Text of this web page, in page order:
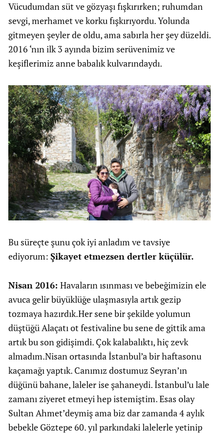
Vücudumdan süt ve gözyaşı fışkırırken; ruhumdan
sevgi, merhamet ve korku fışkırıyordu. Yolunda
gitmeyen şeyler de oldu, ama sabırla her şey düzeldi.
2016 ‘nın ilk 3 ayında bizim serüvenimiz ve
keşiflerimiz anne babalık kulvarındaydı.
Bu süreçte şunu çok iyi anladım ve tavsiye
ediyorum: Şikayet etmezsen dertler küçülür.
Nisan 2016: Havaların ısınması ve bebeğimizin ele
avuca gelir büyüklüğe ulaşmasıyla artık gezip
tozmaya hazırdık.Her sene bir şekilde yolumun
düştüğü Alaçatı ot festivaline bu sene de gittik ama
artık bu son gidişimdi. Çok kalabalıktı, hiç zevk
almadım.Nisan ortasında İstanbul’a bir haftasonu
kaçamağı yaptık. Canımız dostumuz Seyran’ın
düğünü bahane, laleler ise şahaneydi. İstanbul’u lale
zamanı ziyeret etmeyi hep istemiştim. Esas olay
Sultan Ahmet’deymiş ama biz dar zamanda 4 aylık
bebekle Göztepe 60. yıl parkındaki lalelerle yetinip